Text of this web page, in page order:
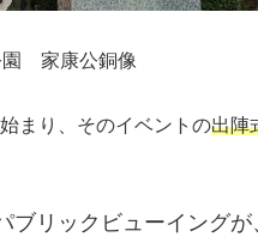
家康公銅像
まり、そのイベントの出陣
リックビューイングが